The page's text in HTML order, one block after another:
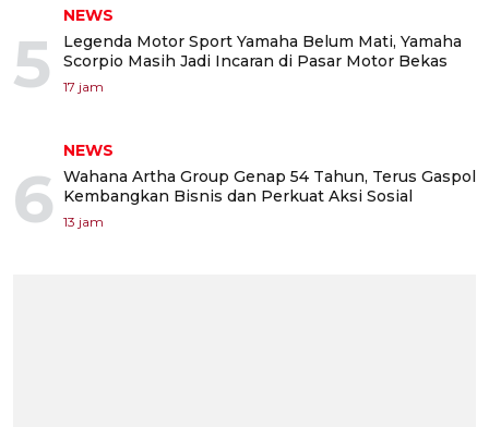
5
NEWS
Legenda Motor Sport Yamaha Belum Mati, Yamaha
Scorpio Masih Jadi Incaran di Pasar Motor Bekas
17 jam
6
NEWS
Wahana Artha Group Genap 54 Tahun, Terus Gaspol
Kembangkan Bisnis dan Perkuat Aksi Sosial
13 jam